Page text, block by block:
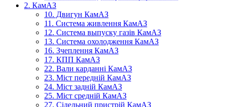
2. КамАЗ
10. Двигун КамАЗ
11. Система живлення КамАЗ
12. Система выпуску газів КамАЗ
13. Система охолодження КамАЗ
16. Зчеплення КамАЗ
17. КПП КамАЗ
22. Вали карданні КамАЗ
23. Міст передній КамАЗ
24. Міст задній КамАЗ
25. Міст средній КамАЗ
27. Сідельний пристрій КамАЗ